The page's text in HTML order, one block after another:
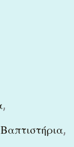
,
Βαπτιστήρια,